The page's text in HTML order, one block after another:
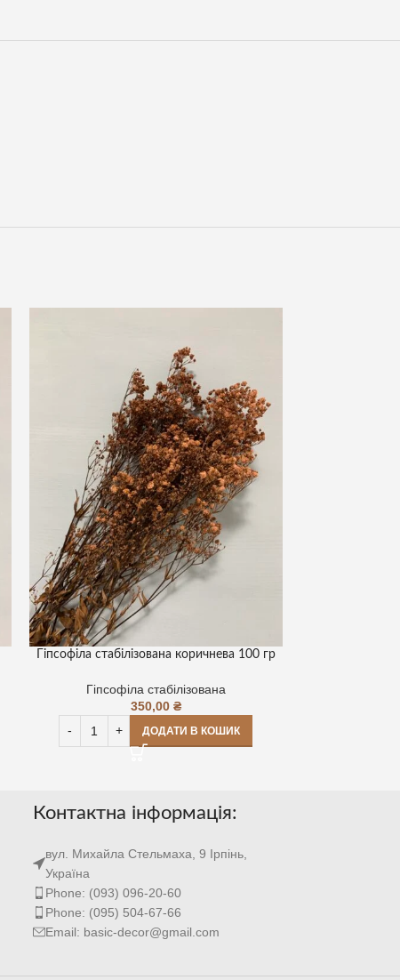
Гіпсофіла стабілізована коричнева 100 гр
Гіпсофіла стабілізована
350,00 ₴
ДОДАТИ В КОШИК
Контактна інформація:
вул. Михайла Стельмаха, 9 Ірпінь,
Україна
Phone: (093) 096-20-60
Phone: (095) 504-67-66
Email: basic-decor@gmail.com